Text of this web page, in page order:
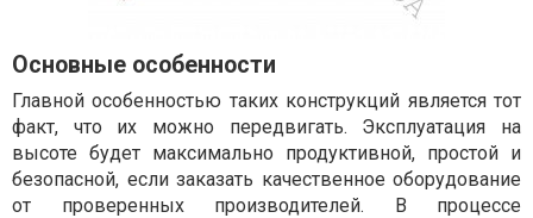
Основные особенности
Главной особенностью таких конструкций является тот
факт, что их можно передвигать. Эксплуатация на
высоте будет максимально продуктивной, простой и
безопасной, если заказать качественное оборудование
от проверенных производителей. В процессе